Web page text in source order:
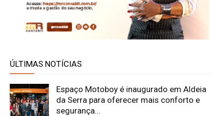
ÚLTIMAS NOTÍCIAS
Espaço Motoboy é inaugurado em Aldeia
da Serra para oferecer mais conforto e
segurança...